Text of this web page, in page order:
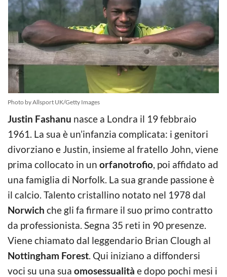
Photo by Allsport UK/Getty Images
Justin Fashanu nasce a Londra il 19 febbraio
1961. La sua è un’infanzia complicata: i genitori
divorziano e Justin, insieme al fratello John, viene
prima collocato in un orfanotrofio, poi affidato ad
una famiglia di Norfolk. La sua grande passione è
il calcio. Talento cristallino notato nel 1978 dal
Norwich che gli fa firmare il suo primo contratto
da professionista. Segna 35 reti in 90 presenze.
Viene chiamato dal leggendario Brian Clough al
Nottingham Forest. Qui iniziano a diffondersi
voci su una sua omosessualità e dopo pochi mesi i